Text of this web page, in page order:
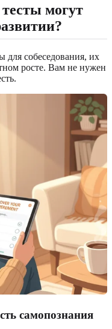
могут
для собеседования, их
росте. Вам не нужен
самопознания